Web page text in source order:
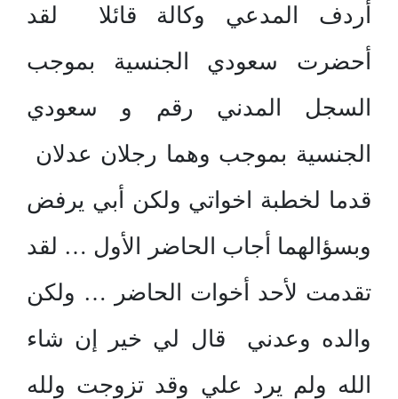
أردف المدعي وكالة قائلا لقد
أحضرت سعودي الجنسية بموجب
السجل المدني رقم و سعودي
الجنسية بموجب وهما رجلان عدلان
قدما لخطبة اخواتي ولكن أبي يرفض
وبسؤالهما أجاب الحاضر الأول … لقد
تقدمت لأحد أخوات الحاضر … ولكن
والده وعدني قال لي خير إن شاء
الله ولم يرد علي وقد تزوجت ولله